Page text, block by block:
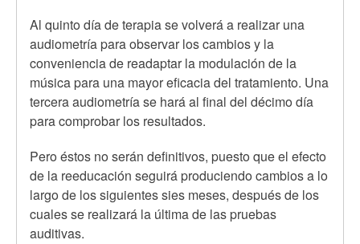
Al quinto día de terapia se volverá a realizar una
audiometría para observar los cambios y la
conveniencia de readaptar la modulación de la
música para una mayor eficacia del tratamiento. Una
tercera audiometría se hará al final del décimo día
para comprobar los resultados.
Pero éstos no serán definitivos, puesto que el efecto
de la reeducación seguirá produciendo cambios a lo
largo de los siguientes sies meses, después de los
cuales se realizará la última de las pruebas
auditivas.